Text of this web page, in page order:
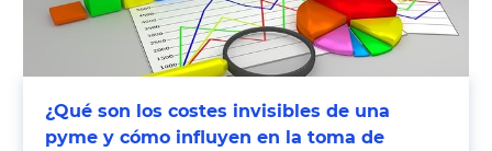
¿Qué son los costes invisibles de una
pyme y cómo influyen en la toma de